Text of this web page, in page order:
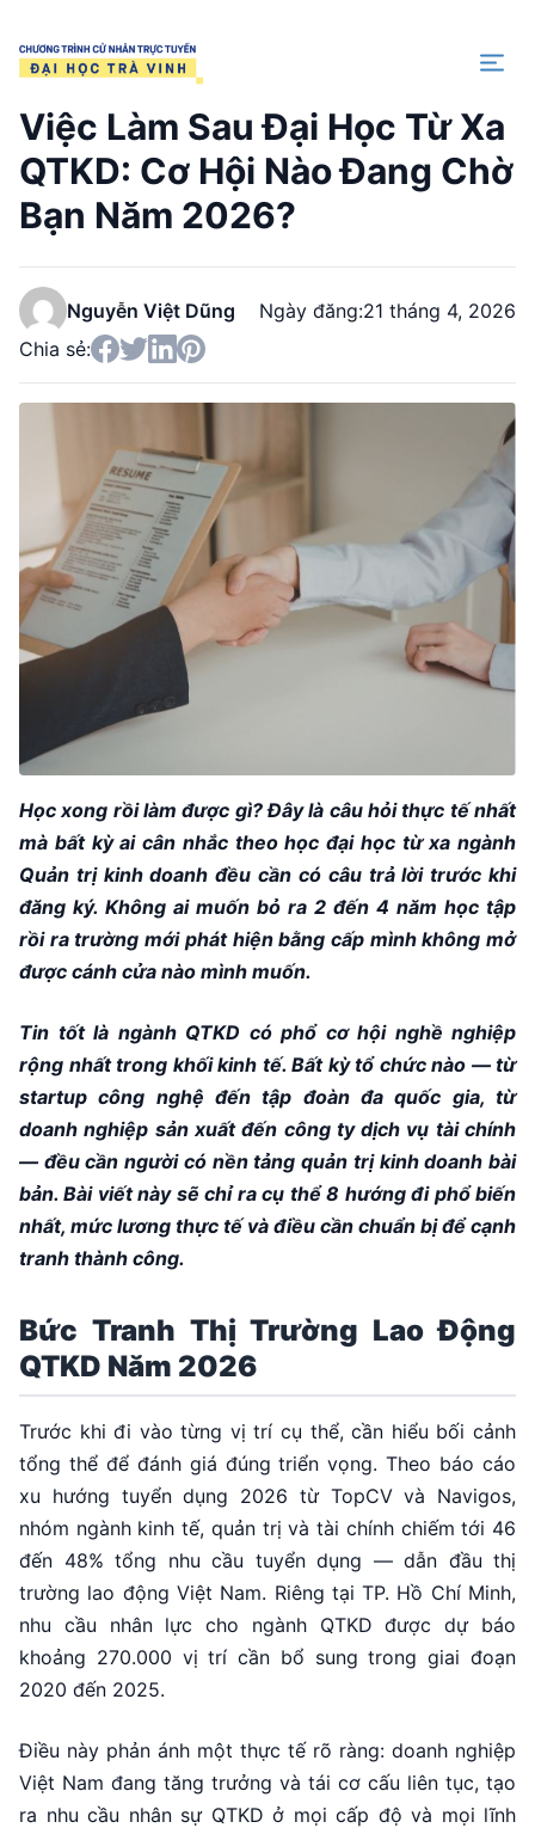
Trang chủ
Việc Làm Sau Đại Học Từ Xa
QTKD: Cơ Hội Nào Đang Chờ
Bạn Năm 2026?
Nguyễn Việt Dũng Ngày đăng:21 tháng 4, 2026
Chia sẻ:
Học xong rồi làm được gì? Đây là câu hỏi thực tế nhất
mà bất kỳ ai cân nhắc theo học đại học từ xa ngành
Quản trị kinh doanh đều cần có câu trả lời trước khi
đăng ký. Không ai muốn bỏ ra 2 đến 4 năm học tập
rồi ra trường mới phát hiện bằng cấp mình không mở
được cánh cửa nào mình muốn.
Tin tốt là ngành QTKD có phổ cơ hội nghề nghiệp
rộng nhất trong khối kinh tế. Bất kỳ tổ chức nào — từ
startup công nghệ đến tập đoàn đa quốc gia, từ
doanh nghiệp sản xuất đến công ty dịch vụ tài chính
— đều cần người có nền tảng quản trị kinh doanh bài
bản. Bài viết này sẽ chỉ ra cụ thể 8 hướng đi phổ biến
nhất, mức lương thực tế và điều cần chuẩn bị để cạnh
tranh thành công.
Bức Tranh Thị Trường Lao Động
QTKD Năm 2026
Trước khi đi vào từng vị trí cụ thể, cần hiểu bối cảnh
tổng thể để đánh giá đúng triển vọng. Theo báo cáo
xu hướng tuyển dụng 2026 từ TopCV và Navigos,
nhóm ngành kinh tế, quản trị và tài chính chiếm tới 46
đến 48% tổng nhu cầu tuyển dụng — dẫn đầu thị
trường lao động Việt Nam. Riêng tại TP. Hồ Chí Minh,
nhu cầu nhân lực cho ngành QTKD được dự báo
khoảng 270.000 vị trí cần bổ sung trong giai đoạn
2020 đến 2025.
Điều này phản ánh một thực tế rõ ràng: doanh nghiệp
Việt Nam đang tăng trưởng và tái cơ cấu liên tục, tạo
ra nhu cầu nhân sự QTKD ở mọi cấp độ và mọi lĩnh